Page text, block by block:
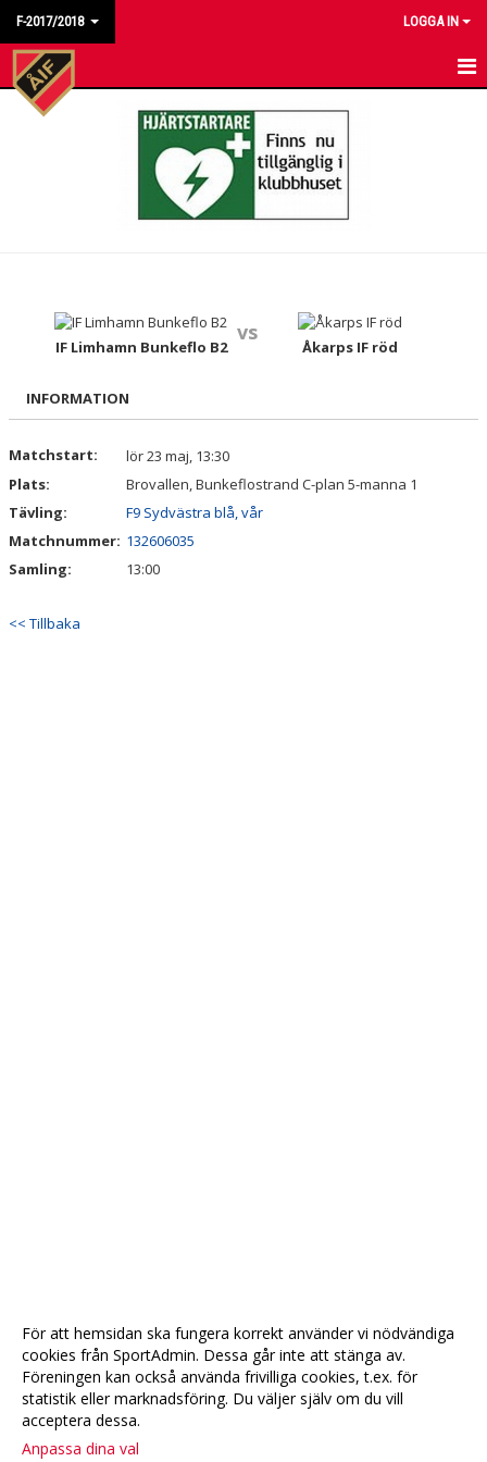
F-2017/2018 LOGGA IN
HEM
BILDGALLERI
DOKUMENT
IF Limhamn Bunkeflo B2
vs
Åkarps IF röd
INFORMATION
Matchstart:
lör 23 maj, 13:30
Plats:
Brovallen, Bunkeflostrand C-plan 5-manna 1
Tävling:
F9 Sydvästra blå, vår
Matchnummer: 132606035
Samling:
13:00
<< Tillbaka
För att hemsidan ska fungera korrekt använder vi nödvändiga
cookies från SportAdmin. Dessa går inte att stänga av.
Föreningen kan också använda frivilliga cookies, t.ex. för
statistik eller marknadsföring. Du väljer själv om du vill
acceptera dessa.
Anpassa dina val